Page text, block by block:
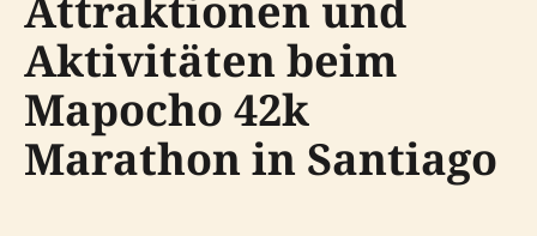
Aktivitäten beim
Mapocho 42k
Marathon in Santiago